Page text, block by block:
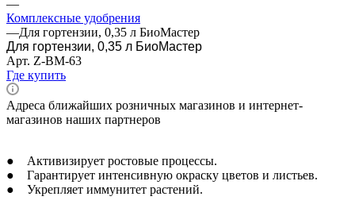
—
Комплексные удобрения
—Для гортензии, 0,35 л БиоМастер
Для гортензии, 0,35 л БиоМастер
Арт. Z-BM-63
Где купить
Адреса ближайших розничных магазинов и интернет-
магазинов наших партнеров
● Активизирует ростовые процессы.
● Гарантирует интенсивную окраску цветов и листьев.
● Укрепляет иммунитет растений.